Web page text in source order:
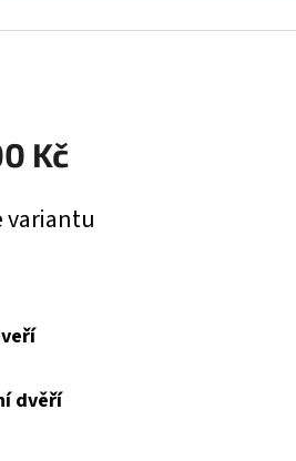
Kč
variantu
dvěří